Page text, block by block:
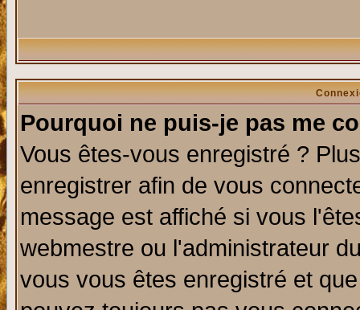
Pourquoi ne puis-je pas me
Vous êtes-vous enregistré ?
enregistrer afin de vous
message est affiché si vous
webmestre ou l'administrateur
vous vous êtes enregistré et